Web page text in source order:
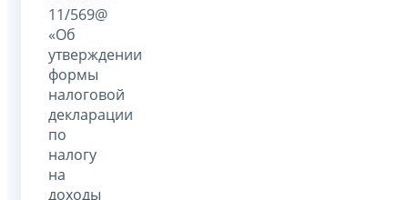
11/569@
«Об
утверждении
формы
налоговой
декларации
по
налогу
на
доходы